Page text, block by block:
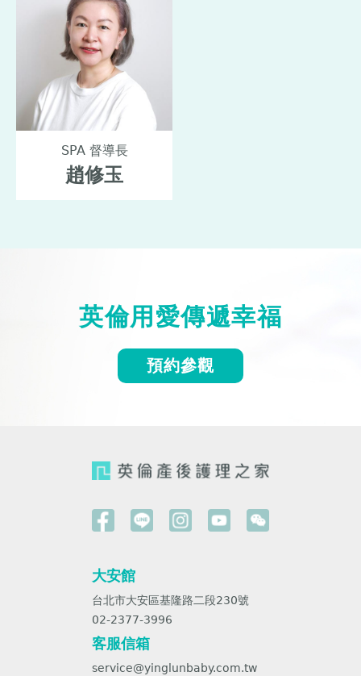
SPA 督導長
趙修玉
英倫用愛傳遞幸福
預約參觀
大安館
台北市大安區基隆路二段230號
02-2377-3996
客服信箱
service@yinglunbaby.com.tw